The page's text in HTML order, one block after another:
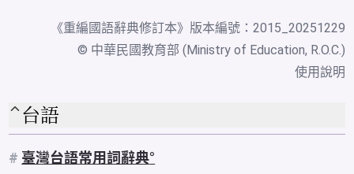
《重編國語辭典修訂本》版本編號：2015_20251229
© 中華民國教育部 (Ministry of Education, R.O.C.)
使用說明
台語
# 臺灣台語常用詞辭典